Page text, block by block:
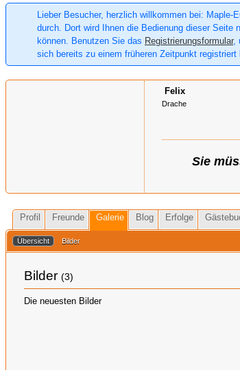
Lieber Besucher, herzlich willkommen bei:
durch. Dort wird Ihnen die Bedienung dieser
können. Benutzen Sie das Registrierungsformular,
sich bereits zu einem früheren Zeitpunkt
Felix
Drache
Sie
Profil Freunde Galerie Blog Erfolge
Übersicht Bilder
Bilder (3)
Die neuesten Bilder